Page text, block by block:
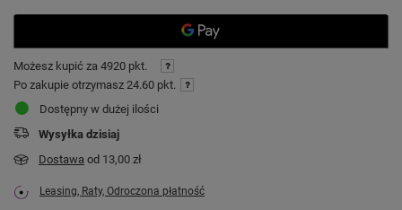
Możesz kupić za 4920 pkt.
Po zakupie otrzymasz 24.60 pkt.
Dostępny w dużej ilości
Wysyłka dzisiaj
Dostawa od 13,00 zł
Leasing, Raty, Odroczona płatność